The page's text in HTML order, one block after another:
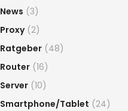
News (3)
Proxy(2)
Ratgeber (48)
Router (16)
Server (10)
Smartphone/Tablet (24)